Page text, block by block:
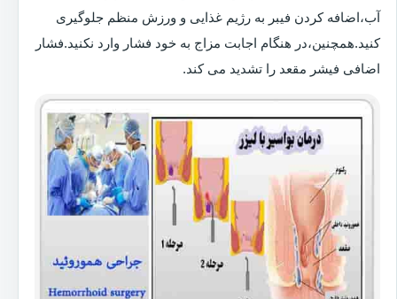
آب،اضافه کردن فیبر به رژیم غذایی و ورزش منظم جلوگیری
کنید.همچنین،در هنگام اجابت مزاج به خود فشار وارد نکنید.فشار
اضافی فیشر مقعد را تشدید می کند.